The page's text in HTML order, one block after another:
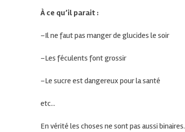
À ce qu’il parait :
–Il ne faut pas manger de glucides le soir
–Les féculents fontgrossir
–Le sucre est dangereux pour lasanté
etc...
Envérité les choses ne sont pas aussi binaires.